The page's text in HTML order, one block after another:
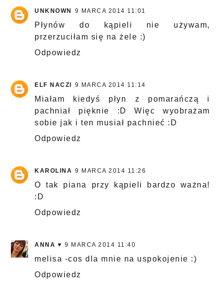
UNKNOWN 9 MARCA 2014 11:01
Płynów do kąpieli nie używam,
przerzuciłam się na żele :)
Odpowiedz
ELF NACZI 9 MARCA 2014 11:14
Miałam kiedyś płyn z pomarańczą i
pachniał pięknie :D Więc wyobrażam
sobie jak i ten musiał pachnieć :D
Odpowiedz
KAROLINA 9 MARCA 2014 11:26
O tak piana przy kąpieli bardzo ważna!
:D
Odpowiedz
ANNA ♥ 9 MARCA 2014 11:40
melisa -cos dla mnie na uspokojenie :)
Odpowiedz